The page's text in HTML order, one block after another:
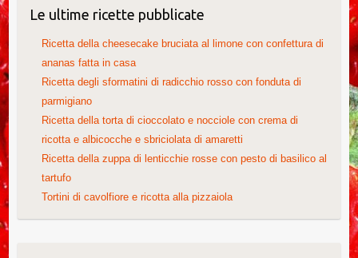
Le ultime ricette pubblicate
Ricetta della cheesecake bruciata al limone con confettura di
ananas fatta in casa
Ricetta degli sformatini di radicchio rosso con fonduta di
parmigiano
Ricetta della torta di cioccolato e nocciole con crema di
ricotta e albicocche e sbriciolata di amaretti
Ricetta della zuppa di lenticchie rosse con pesto di basilico al
tartufo
Tortini di cavolfiore e ricotta alla pizzaiola